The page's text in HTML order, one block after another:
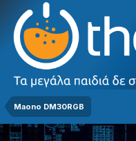
Maono DM30RGB